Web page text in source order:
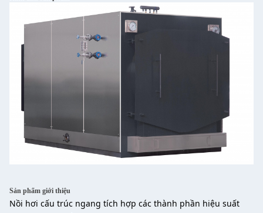
Sản phẩm giới thiệu
Nồi hơi cấu trúc ngang tích hợp các thành phần hiệu suất